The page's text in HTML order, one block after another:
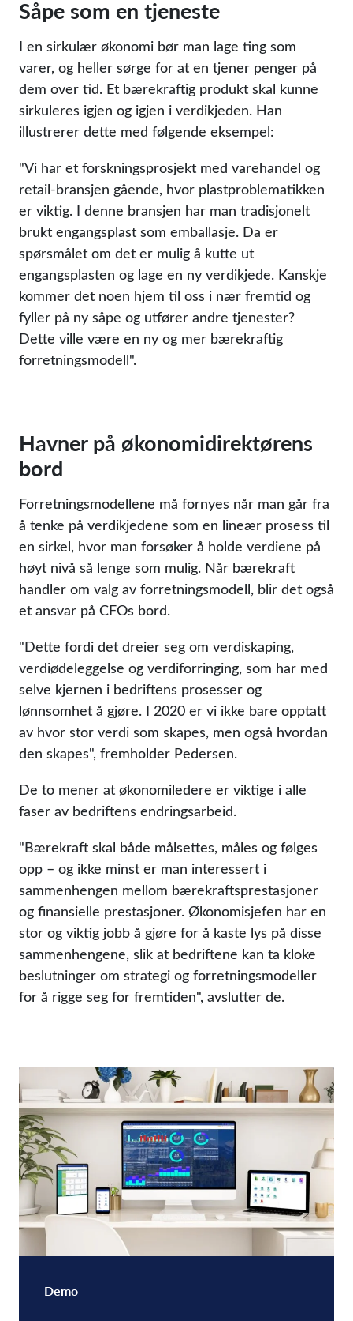
Såpe som en tjeneste
I en sirkulær økonomi bør man lage ting som
varer, og heller sørge for at en tjener penger på
dem over tid. Et bærekraftig produkt skal kunne
sirkuleres igjen og igjen i verdikjeden. Han
illustrerer dette med følgende eksempel:
Vi har et forskningsprosjekt med varehandel og
retail-bransjen gående, hvor plastproblematikken
er viktig. I denne bransjen har man tradisjonelt
brukt engangsplast som emballasje. Da er
spørsmålet om det er mulig å kutte ut
engangsplasten og lage en ny verdikjede. Kanskje
kommer det noen hjem til oss i nær fremtid og
fyller på ny såpe og utfører andre tjenester?
Dette ville være en ny og mer bærekraftig
forretningsmodell .
Havner på økonomidirektørens
bord
Forretningsmodellene må fornyes når man går fra
å tenke på verdikjedene som en lineær prosess til
en sirkel, hvor man forsøker å holde verdiene på
høyt nivå så lenge som mulig. Når bærekraft
handler om valg av forretningsmodell, blir det også
et ansvar på CFOs bord.
Dette fordi det dreier seg om verdiskaping,
verdiødeleggelse og verdiforringing, som har med
selve kjernen i bedriftens prosesser og
lønnsomhet å gjøre. I 2020 er vi ikke bare opptatt
av hvor stor verdi som skapes, men også hvordan
den skapes , fremholder Pedersen.
De to mener at økonomiledere er viktige i alle
faser av bedriftens endringsarbeid.
Bærekraft skal både målsettes, måles og følges
opp – og ikke minst er man interessert i
sammenhengen mellom bærekraftsprestasjoner
og finansielle prestasjoner. Økonomisjefen har en
stor og viktig jobb å gjøre for å kaste lys på disse
sammenhengene, slik at bedriftene kan ta kloke
beslutninger om strategi og forretningsmodeller
for å rigge seg for fremtiden , avslutter de.
Demo